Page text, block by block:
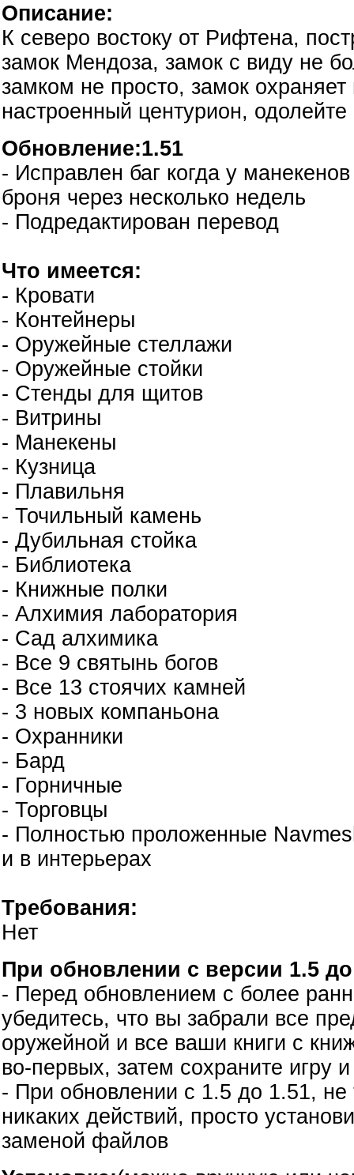
Описание:
К северо востоку от Рифтена,
замок Мендоза, замок с виду не
замком не просто, замок
настроенный центурион,
Обновление:1.51
- Исправлен баг когда у
броня через несколько недель
- Подредактирован перевод
Что имеется:
- Кровати
- Контейнеры
- Оружейные стеллажи
- Оружейные стойки
- Стенды для щитов
- Витрины
- Манекены
- Кузница
- Плавильня
- Точильный камень
- Дубильная стойка
- Библиотека
- Книжные полки
- Алхимия лаборатория
- Сад алхимика
- Все 9 святынь богов
- Все 13 стоячих камней
- 3 новых компаньона
- Охранники
- Бард
- Горничные
- Торговцы
- Полностью проложенные
и в интерьерах
Требования:
Нет
При обновлении с версии 1.5
- Перед обновлением с более
убедитесь, что вы забрали все
оружейной и все ваши книги с
во-первых, затем сохраните игру
- При обновлении с 1.5 до 1.51, не
никаких действий, просто
заменой файлов